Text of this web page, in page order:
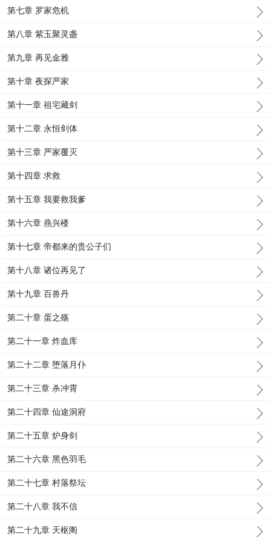
第七章 罗家危机
第八章 紫玉聚灵盏
第九章 再见金雅
第十章 夜探严家
第十一章 祖宅藏剑
第十二章 永恒剑体
第十三章 严家覆灭
第十四章 求救
第十五章 我要救我爹
第十六章 燕兴楼
第十七章 帝都来的贵公子们
第十八章 诸位再见了
第十九章 百兽丹
第二十章 蛋之殇
第二十一章 炸血库
第二十二章 堕落月仆
第二十三章 杀冲霄
第二十四章 仙途洞府
第二十五章 炉身剑
第二十六章 黑色羽毛
第二十七章 村落祭坛
第二十八章 我不信
第二十九章 天枢阁